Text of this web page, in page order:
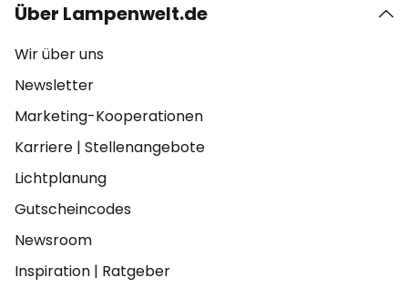
Über Lampenwelt.de
Wir über uns
Newsletter
Marketing-Kooperationen
Karriere | Stellenangebote
Lichtplanung
Gutscheincodes
Newsroom
Inspiration | Ratgeber